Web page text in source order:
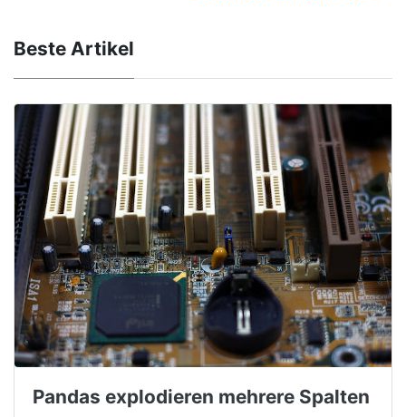
Beste Artikel
Pandas explodieren mehrere Spalten